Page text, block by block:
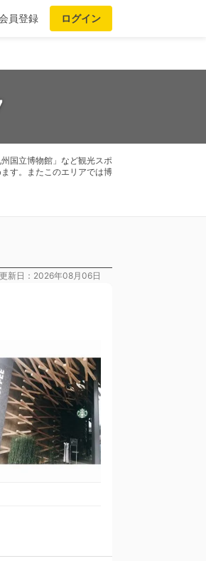
員登録 ログイン
国立博物館」など観光スポ
す。またこのエリアでは博
更新日：2026年08月06日